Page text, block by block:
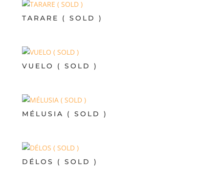
TARARE ( SOLD )
VUELO ( SOLD )
MÉLUSIA ( SOLD )
DÉLOS ( SOLD )